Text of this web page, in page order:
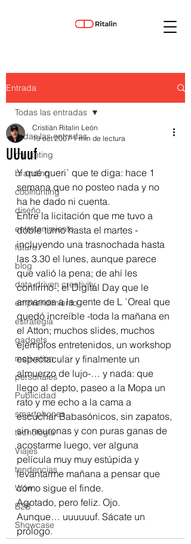
Entrada
Todas las entradas
marketing
branding
coolhunting
diseño
entretenimiento
futuro
blog
data-driven creativity
emprendimiento
estrategia
gadgets
motivation
personales
Publicidad
smartphones
tecnología
Viajes
tendencias
Wow
B2B
Showcase
Todas las entradas
UUuuf
Cristián Ritalin León
19 oct 2007 1 min de lectura
Y qué queri` que te diga: hace 1
semana que no posteo nada y no
ha he dado ni cuenta.
Entre la licitación que me tuvo a
doble turno hasta el martes -
incluyendo una trasnochada hasta
las 3.30 el lunes, aunque parece
que valió la pena; de ahí les
confirmo-, el Digital Day que le
armamos a la gente de L `Oreal que
quedó increíble -toda la mañana en
el Atton; muchos slides, muchos
ejemplos entretenidos, un workshop
espectacular y finalmente un
almuerzo de lujo-… y nada: que
llego al depto, paseo a la Mopa un
rato y me echo a la cama a
escuchar Babasónicos, sin zapatos,
sin neuronas y con puras ganas de
acostarme luego, ver alguna
película muy muy estúpida y
levantarme mañana a pensar que
cómo sigue el finde.
Agotado, pero feliz. Ojo.
Aunque… uuuuuuf. Sácate un
prólogo.